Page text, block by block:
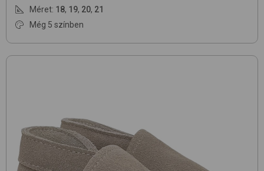
Méret: 18, 19, 20, 21
Még 5 színben